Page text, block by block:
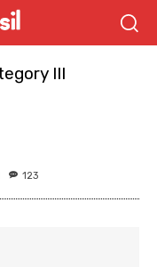
III
123